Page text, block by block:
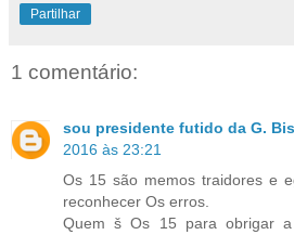
Partilhar
1 comentário:
sou presidente futido da G.
2016 às 23:21
Os 15 são memos traidores e
reconhecer Os erros.
Quem š Os 15 para obrigar